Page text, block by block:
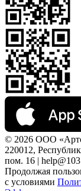
© 2026 ООО
220012,
пом. 16 |
Продолжая
с условиями